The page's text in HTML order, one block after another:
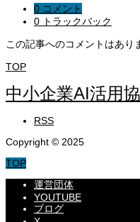
0 コメント
0 トラックバック
この記事へのコメントはあり
TOP
中小企業AI活用
RSS
Copyright © 2025
TOP
運営団体
YOUTUBE
ブログ